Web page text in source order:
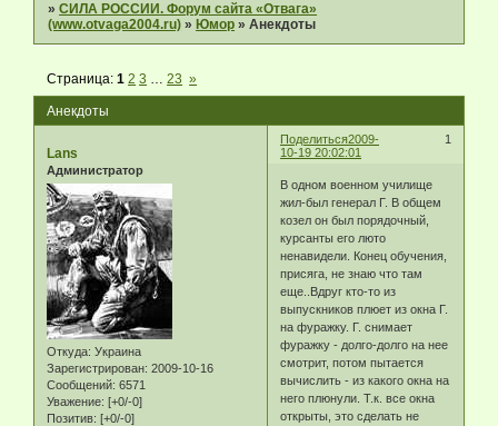
»СИЛА РОССИИ. Форум сайта «Отвага»
(www.otvaga2004.ru) » Юмор »Анекдоты
Анекдоты
Страница:1 2 3 23 »
Поделиться 1
2009-
10-19 20:02:01
Lans
Администратор
Откуда: Украина
Зарегистрирован: 2009-10-16
Сообщений: 6571
Уважение: [+0/-0]
Позитив: [+0/-0]
В одном военном училище
жил-был генерал Г. В общем
козел он был порядочный,
курсанты его люто
ненавидели. Конец обучения,
присяга, не знаю что там
еще..Вдруг кто-то из
выпускников плюет из окна Г.
на фуражку. Г. снимает
фуражку - долго-долго на нее
смотрит, потом пытается
вычислить - из какого окна на
него плюнули. Т.к. все окна
открыты, это сделать не